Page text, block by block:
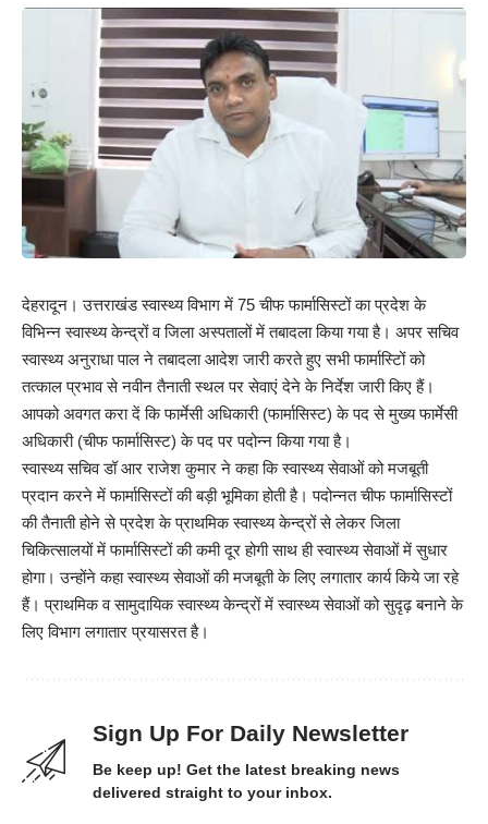
देहरादून। उत्तराखंड स्वास्थ्य विभाग में 75 चीफ फार्मासिस्टों का प्रदेश के
विभिन्न स्वास्थ्य केन्द्रों व जिला अस्पतालों में तबादला किया गया है। अपर सचिव
स्वास्थ्य अनुराधा पाल ने तबादला आदेश जारी करते हुए सभी फार्मास्टिों को
तत्काल प्रभाव से नवीन तैनाती स्थल पर सेवाएं देने के निर्देश जारी किए हैं।
आपको अवगत करा दें कि फार्मेसी अधिकारी (फार्मासिस्ट) के पद से मुख्य फार्मेसी
अधिकारी (चीफ फार्मासिस्ट) के पद पर पदोन्न किया गया है।
स्वास्थ्य सचिव डॉ आर राजेश कुमार ने कहा कि स्वास्थ्य सेवाओं को मजबूती
प्रदान करने में फार्मासिस्टों की बड़ी भूमिका होती है। पदोन्नत चीफ फार्मासिस्टों
की तैनाती होने से प्रदेश के प्राथमिक स्वास्थ्य केन्द्रों से लेकर जिला
चिकित्सालयों में फार्मासिस्टों की कमी दूर होगी साथ ही स्वास्थ्य सेवाओं में सुधार
होगा। उन्होंने कहा स्वास्थ्य सेवाओं की मजबूती के लिए लगातार कार्य किये जा रहे
हैं। प्राथमिक व सामुदायिक स्वास्थ्य केन्द्रों में स्वास्थ्य सेवाओं को सुदृढ़ बनाने के
लिए विभाग लगातार प्रयासरत है।
Sign Up For Daily Newsletter
Be keep up! Get the latest breaking news
delivered straight to your inbox.